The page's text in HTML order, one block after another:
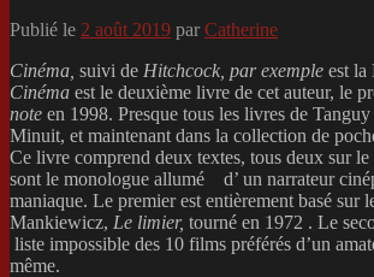
Publié le 2 août 2019 par Catherine
Cinéma, suivi de Hitchcock, par exemple est la
Cinéma est le deuxième livre de cet auteur, le
note en 1998. Presque tous les livres de
Minuit, et maintenant dans la collection de
Ce livre comprend deux textes, tous deux sur
sont le monologue allumé
d’ un narrateur
maniaque. Le premier est entièrement basé sur
Mankiewicz, Le limier, tourné en 1972 . Le
liste impossible des 10 films préférés d’un
même.